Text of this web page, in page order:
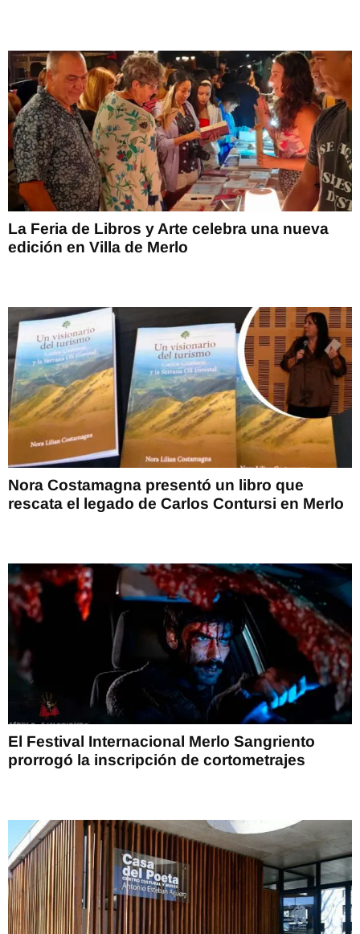
La Feria de Libros y Arte celebra una nueva
edición en Villa de Merlo
Nora Costamagna presentó un libro que
rescata el legado de Carlos Contursi en Merlo
El Festival Internacional Merlo Sangriento
prorrogó la inscripción de cortometrajes